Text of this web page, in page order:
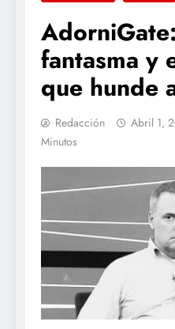
fantasma y
que hunde
Redacción Abril 1,
Minutos